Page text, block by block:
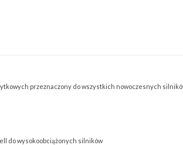
przeznaczony do wszystkich nowoczesnych
do wysokoobciążonych silników